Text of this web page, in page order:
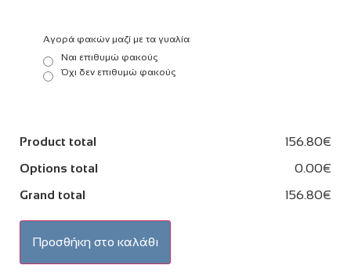
Αγορά φακών μαζί με τα γυαλία
Ναι επιθυμώ φακούς
Όχι δεν επιθυμώ φακούς
Product total
156.80€
Options total
0.00€
Grand total
156.80€
Προσθήκη στο καλάθι